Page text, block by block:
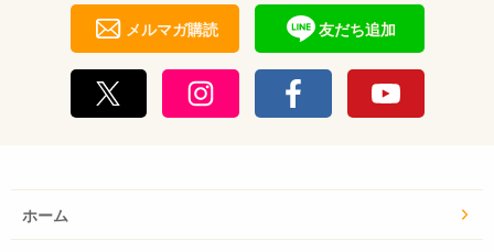
メルマガ購読 友だち追加
ホーム